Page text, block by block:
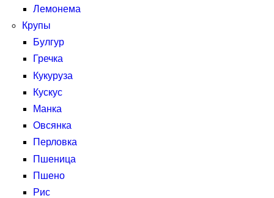
Лемонема
Крупы
Булгур
Гречка
Кукуруза
Кускус
Манка
Овсянка
Перловка
Пшеница
Пшено
Рис